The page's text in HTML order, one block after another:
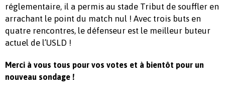
réglementaire, il a permis au stade Tribut de souffler en
arrachant le point du match nul ! Avec trois buts en
quatre rencontres, le défenseur est le meilleur buteur
actuel de l’USLD !
Merci à vous tous pour vos votes et à bientôt pour un
nouveau sondage !